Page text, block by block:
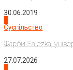
30.06.2019
Суспільство
Фарби Sniezka:
27.07.2026